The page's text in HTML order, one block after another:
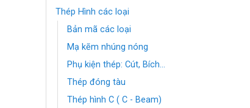
Thép Hình các loại
Bản mã các loại
Mạ kẽm nhúng nóng
Phụ kiện thép: Cút, Bích...
Thép đóng tàu
Thép hình C ( C - Beam)